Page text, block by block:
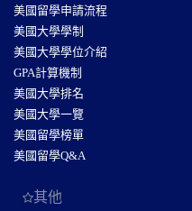
美國留學申請流程
美國大學學制
美國大學學位介紹
GPA計算機制
美國大學排名
美國大學一覽
美國留學榜單
美國留學Q&A
其他